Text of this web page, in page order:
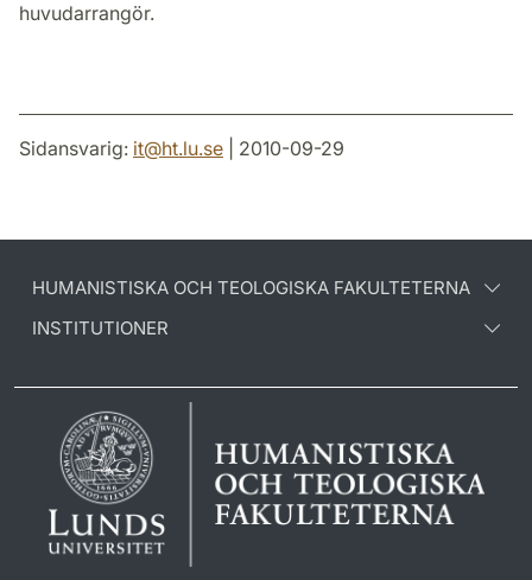
huvudarrangör.
Sidansvarig: it@ht.lu.se | 2010-09-29
HUMANISTISKA OCH TEOLOGISKA FAKULTETERNA
INSTITUTIONER